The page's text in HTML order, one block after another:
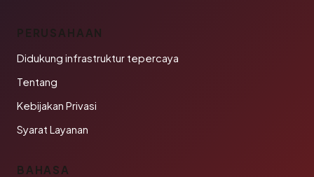
PERUSAHAAN
Didukung infrastruktur tepercaya
Tentang
Kebijakan Privasi
Syarat Layanan
BAHASA